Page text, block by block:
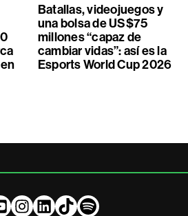
Batallas, videojuegos y
una bolsa de US$75
millones “capaz de
cambiar vidas”: así es la
Esports World Cup 2026